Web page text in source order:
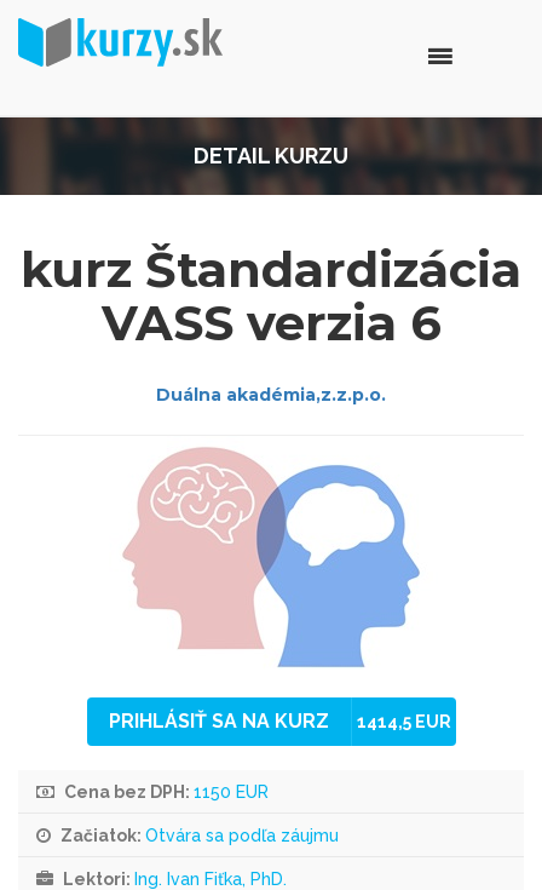
DETAIL KURZU
kurz Štandardizácia
VASS verzia 6
Duálna akadémia,z.z.p.o.
PRIHLÁSIŤ SA NA KURZ 1414,5 EUR
Cena bez DPH: 1150 EUR
Začiatok: Otvára sa podľa záujmu
Lektori: Ing. Ivan Fiťka, PhD.